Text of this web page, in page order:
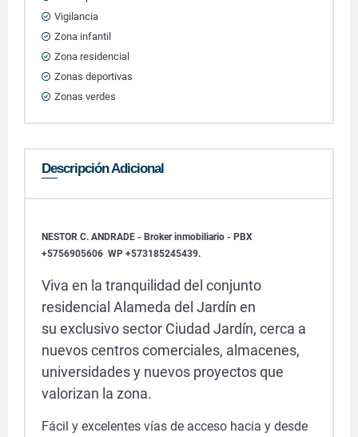
Vigilancia
Zona infantil
Zona residencial
Zonas deportivas
Zonas verdes
Descripción Adicional
NESTOR C. ANDRADE - Broker inmobiliario - PBX
+5756905606 WP +573185245439.
Viva en la tranquilidad del conjunto
residencial Alameda del Jardín en
su exclusivo sector Ciudad Jardín, cerca a
nuevos centros comerciales, almacenes,
universidades y nuevos proyectos que
valorizan la zona.
Fácil y excelentes vías de acceso hacia y desde